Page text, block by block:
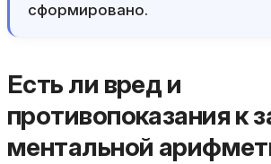
сформировано.
Есть ли вред и
противопоказания к
ментальной